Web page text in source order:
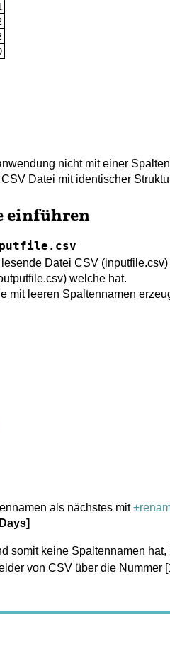
nicht mit einer
Datei mit identischer
einführen
Datei CSV
welche hat.
mit leeren Spaltennamen
als nächstes mit
somit keine Spaltennamen
von CSV über die Nummer